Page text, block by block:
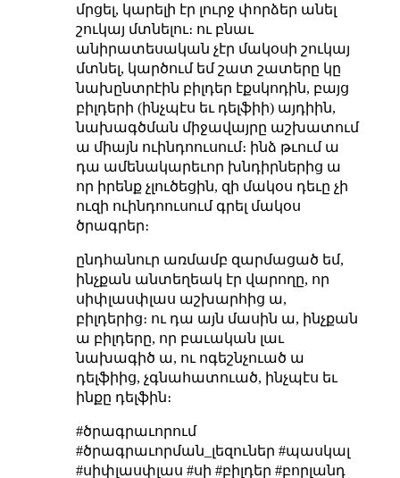
մրցել, կարելի էր լուրջ փորձեր անել
շուկայ մտնելու։ ու բնաւ
անիրատեսական չէր մակօսի շուկայ
մտնել, կարծում եմ շատ շատերը կը
նախընտրէին բիլդեր էքսկոդին, բայց
բիլդերի (ինչպէս եւ դելֆիի) այդիին,
նախագծման միջավայրը աշխատում
ա միայն ուինդոուսում։ ինձ թւում ա
դա ամենակարեւոր խնդիրներից ա
որ իրենք չլուծեցին, զի մակօս դեւը չի
ուզի ուինդոուսում գրել մակօս
ծրագրեր։
ընդհանուր առմամբ զարմացած եմ,
ինչքան անտեղեակ էր վարողը, որ
սիփլասփլաս աշխարհից ա,
բիլդերից։ ու դա այն մասին ա, ինչքան
ա բիլդերը, որ բաւական լաւ
նախագիծ ա, ու ոգեշնչուած ա
դելֆիից, չգնահատուած, ինչպէս եւ
ինքը դելֆին։
#ծրագրաւորում
#ծրագրաւորման_լեզուներ #պասկալ
#սիփլասփլաս #սի #բիլդեր #բորլանդ